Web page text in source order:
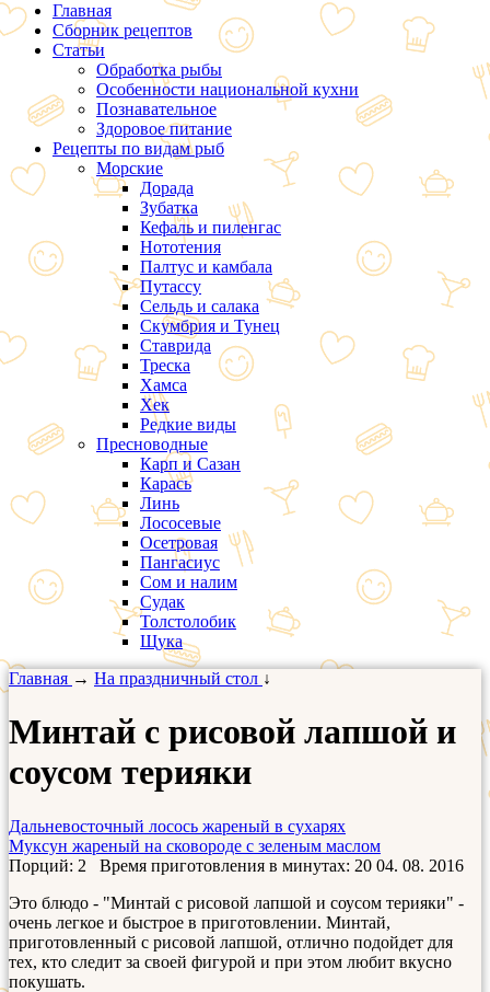
Главная
Сборник рецептов
Статьи
Обработка рыбы
Особенности национальной кухни
Познавательное
Здоровое питание
Рецепты по видам рыб
Морские
Дорада
Зубатка
Кефаль и пиленгас
Нототения
Палтус и камбала
Путассу
Сельдь и салака
Скумбрия и Тунец
Ставрида
Треска
Хамса
Хек
Редкие виды
Пресноводные
Карп и Сазан
Карась
Линь
Лососевые
Осетровая
Пангасиус
Сом и налим
Судак
Толстолобик
Щука
Главная → На праздничный стол ↓
Минтай с рисовой лапшой и
соусом терияки
Дальневосточный лосось жареный в сухарях
Муксун жареный на сковороде с зеленым маслом
Порций: 2 Время приготовления в минутах: 20 04. 08. 2016
Это блюдо - "Минтай с рисовой лапшой и соусом терияки" -
очень легкое и быстрое в приготовлении. Минтай,
приготовленный с рисовой лапшой, отлично подойдет для
тех, кто следит за своей фигурой и при этом любит вкусно
покушать.